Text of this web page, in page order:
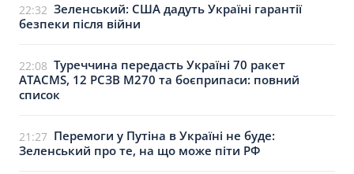
22:32 Зеленський: США дадуть Україні гарантії
безпеки після війни
22:08 Туреччина передасть Україні 70 ракет
ATACMS, 12 РСЗВ M270 та боєприпаси: повний
список
21:27 Перемоги у Путіна в Україні не буде:
Зеленський про те, на що може піти РФ